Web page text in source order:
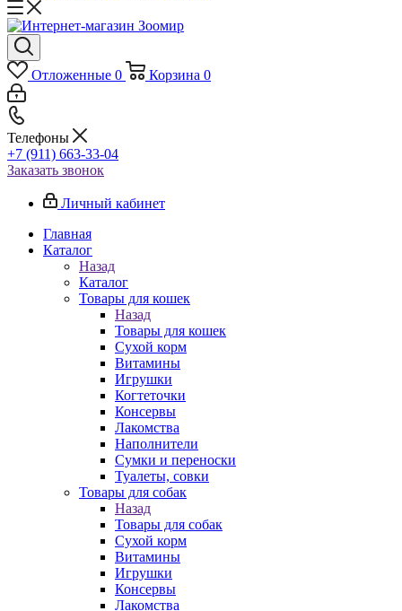
Отложенные 0 Корзина 0
Телефоны
+7 (911) 663-33-04
Заказать звонок
Личный кабинет
Главная
Каталог
Назад
Каталог
Товары для кошек
Назад
Товары для кошек
Cухой корм
Витамины
Игрушки
Когтеточки
Консервы
Лакомства
Наполнители
Сумки и переноски
Туалеты, совки
Товары для собак
Назад
Товары для собак
Cухой корм
Витамины
Игрушки
Консервы
Лакомства